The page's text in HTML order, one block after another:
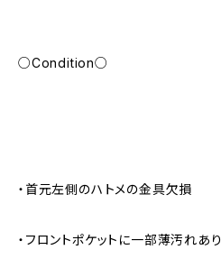
○Condition○
・首元左側のハトメの金具欠損
・フロントポケットに一部薄汚れあり